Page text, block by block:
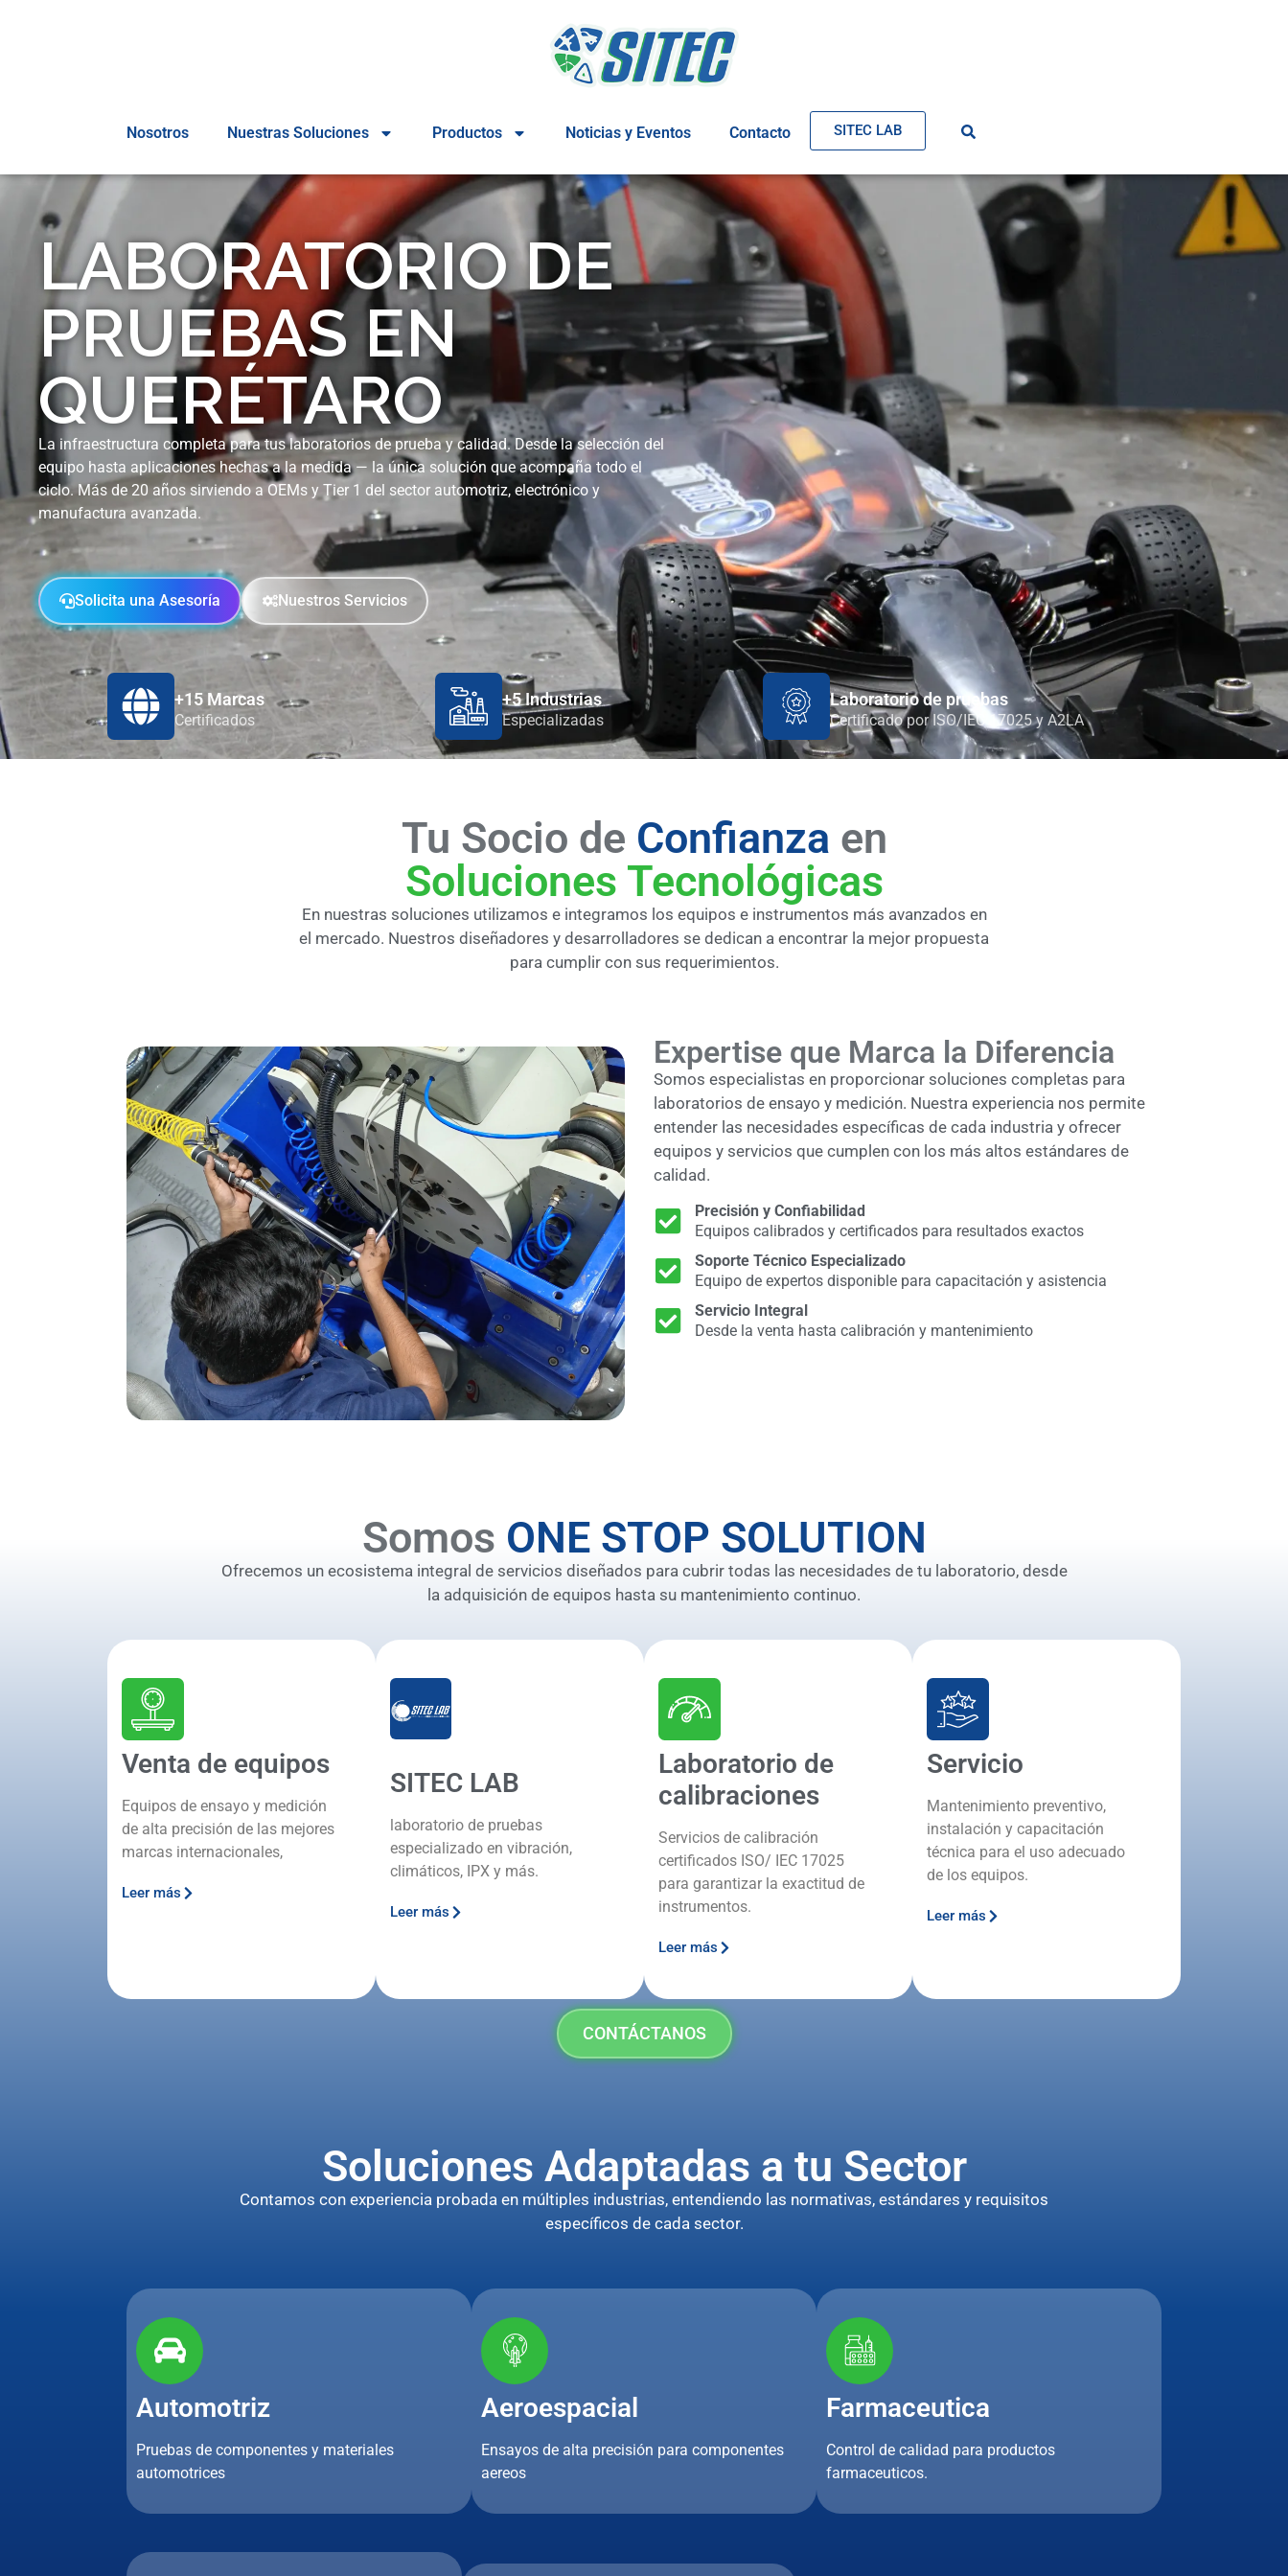
Nosotros Nuestras Soluciones Productos Noticias y Eventos Contacto SITEC LAB
LABORATORIO DE
PRUEBAS EN
QUERÉTARO
La infraestructura completa para tus laboratorios de prueba y calidad. Desde la selección del
equipo hasta aplicaciones hechas a la medida — la única solución que acompaña todo el
ciclo. Más de 20 años sirviendo a OEMs y Tier 1 del sector automotriz, electrónico y
manufactura avanzada.
Solicita una Asesoría Nuestros Servicios
+15 Marcas
Certificados
+5 Industrias
Especializadas
Laboratorio de pruebas
Certificado por ISO/IEC 17025 y A2LA
Tu Socio de Confianza en
Soluciones Tecnológicas
En nuestras soluciones utilizamos e integramos los equipos e instrumentos más avanzados en
el mercado. Nuestros diseñadores y desarrolladores se dedican a encontrar la mejor propuesta
para cumplir con sus requerimientos.
Expertise que Marca la Diferencia
Somos especialistas en proporcionar soluciones completas para
laboratorios de ensayo y medición. Nuestra experiencia nos permite
entender las necesidades específicas de cada industria y ofrecer
equipos y servicios que cumplen con los más altos estándares de
calidad.
Precisión y Confiabilidad
Equipos calibrados y certificados para resultados exactos
Soporte Técnico Especializado
Equipo de expertos disponible para capacitación y asistencia
Servicio Integral
Desde la venta hasta calibración y mantenimiento
Somos ONE STOP SOLUTION
Ofrecemos un ecosistema integral de servicios diseñados para cubrir todas las necesidades de tu laboratorio, desde
la adquisición de equipos hasta su mantenimiento continuo.
Venta de equipos
Equipos de ensayo y medición
de alta precisión de las mejores
marcas internacionales,
Leer más
SITEC LAB
laboratorio de pruebas
especializado en vibración,
climáticos, IPX y más.
Leer más
Laboratorio de
calibraciones
Servicios de calibración
certificados ISO/ IEC 17025
para garantizar la exactitud de
instrumentos.
Leer más
Servicio
Mantenimiento preventivo,
instalación y capacitación
técnica para el uso adecuado
de los equipos.
Leer más
CONTÁCTANOS
Soluciones Adaptadas a tu Sector
Contamos con experiencia probada en múltiples industrias, entendiendo las normativas, estándares y requisitos
específicos de cada sector.
Automotriz
Pruebas de componentes y materiales
automotrices
Aeroespacial
Ensayos de alta precisión para componentes
aereos
Farmaceutica
Control de calidad para productos
farmaceuticos.